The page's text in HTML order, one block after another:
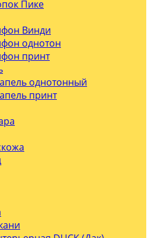
Пике
Винди
однотон
принт
однотонный
принт